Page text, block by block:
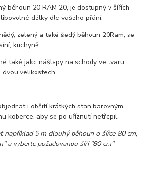
běhoun 20 RAM 20, je dostupný v šířích
délky dle vašeho přání.
zelený a také šedý běhoun 20Ram, se
kuchyně...
také jako nášlapy na schody ve tvaru
velikostech.
i obšití krátkých stan barevným
koberce, aby se po uříznutí netřepil.
například 5 m dlouhý běhoun o šířce 80 cm,
a vyberte požadovanou šíři "80 cm"